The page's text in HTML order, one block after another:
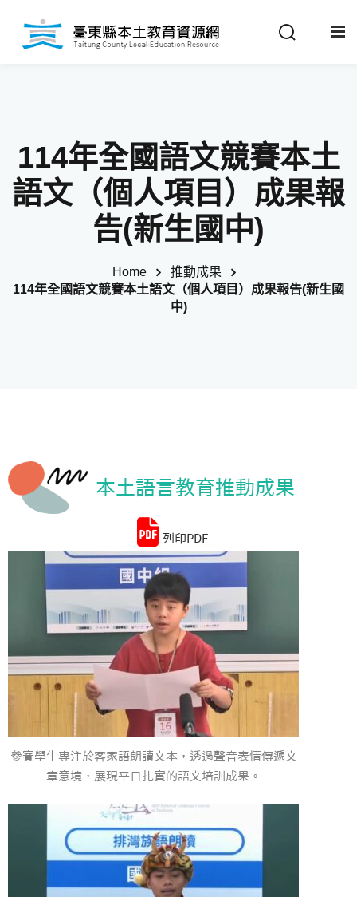
新消息
策法規
114年全國語文競賽本土
語文（個人項目）成果報
告(新生國中)
Home
推動成果
114年全國語文競賽本土語文（個人項目）成果報告(新生國
中)
本土語言教育推動成果
列印PDF
參賽學生專注於客家語朗讀文本，透過聲音表情傳遞文
章意境，展現平日扎實的語文培訓成果。
Sign in Sign up
Remember me Lost your password?